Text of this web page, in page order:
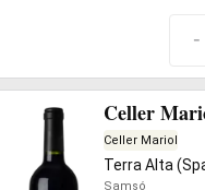
-
Celler
Celler Mariol
Terra Alta
Samsó